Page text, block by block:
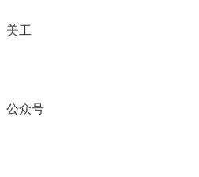
美工
公众号